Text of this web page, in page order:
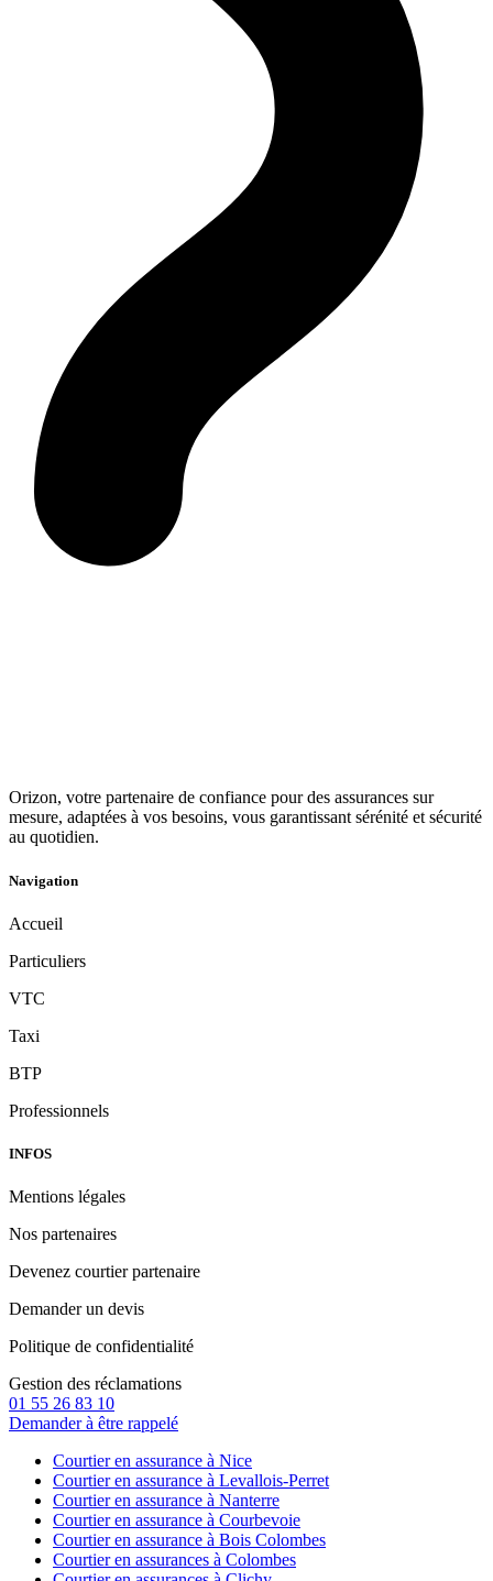
Orizon, votre partenaire de confiance pour des assurances sur
mesure, adaptées à vos besoins, vous garantissant sérénité et sécurité
au quotidien.
Navigation
Accueil
Particuliers
VTC
Taxi
BTP
Professionnels
INFOS
Mentions légales
Nos partenaires
Devenez courtier partenaire
Demander un devis
Politique de confidentialité
Gestion des réclamations
01 55 26 83 10
Demander à être rappelé
Courtier en assurance à Nice
Courtier en assurance à Levallois-Perret
Courtier en assurance à Nanterre
Courtier en assurance à Courbevoie
Courtier en assurance à Bois Colombes
Courtier en assurances à Colombes